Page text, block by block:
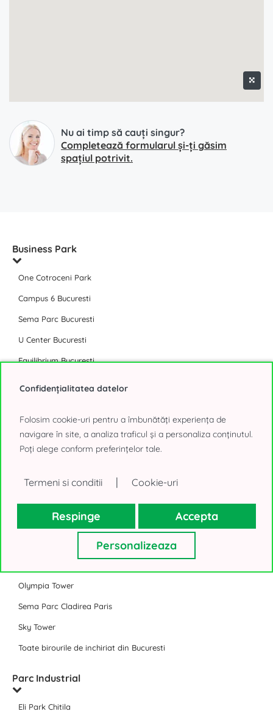
Nu ai timp să cauți singur?
Completează formularul și-ți găsim
spațiul potrivit.
Business Park
One Cotroceni Park
Campus 6 Bucuresti
Sema Parc Bucuresti
U Center Bucuresti
Equilibrium Bucuresti
The Bridge Bucuresti
Timpuri Noi Square
J8 Office Park Bucuresti
Toate Business Park-urile Bucuresti
Birouri de inchiriat Bucuresti
Olympia Tower
Sema Parc Cladirea Paris
Sky Tower
Toate birourile de inchiriat din Bucuresti
Parc Industrial
Eli Park Chitila
Confidențialitatea datelor
Folosim cookie-uri pentru a îmbunătăți experiența de
navigare în site, a analiza traficul și a personaliza conținutul.
Poți alege conform preferințelor tale.
Termeni si conditii | Cookie-uri
Respinge Accepta
Personalizeaza